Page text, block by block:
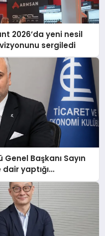
2026’da yeni nesil
sergiledi
Başkanı Sayın
yaptığı